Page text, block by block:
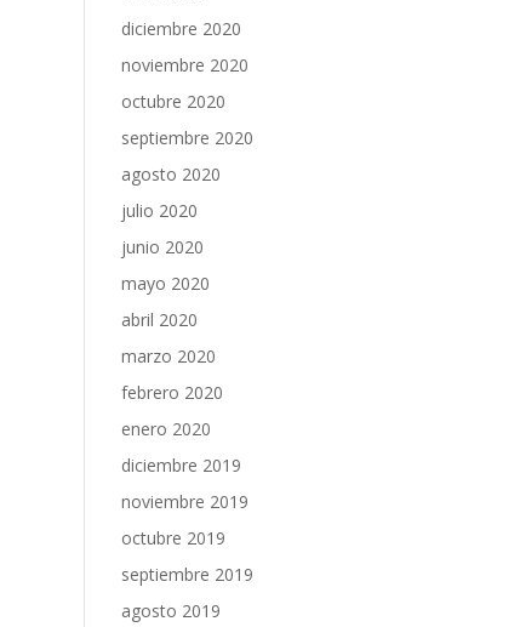
diciembre 2020
noviembre 2020
octubre 2020
septiembre 2020
agosto 2020
julio 2020
junio 2020
mayo 2020
abril 2020
marzo 2020
febrero 2020
enero 2020
diciembre 2019
noviembre 2019
octubre 2019
septiembre 2019
agosto 2019